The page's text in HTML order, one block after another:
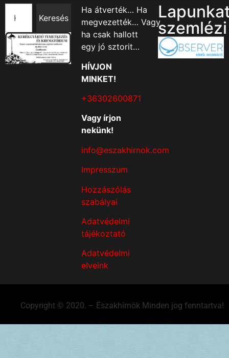
Keresés
Ha átverték… Ha
megvezették… Vagy
ha csak hallott
egy jó sztorit…
HÍVJON
MINKET!
+36302600871
Vagy írjon
nekünk!
info@eszakhirnok.com
Impresszum
Hozzászólás
szabályai
Adatvédelmi
tájékoztató
Adatvédelmi
elveink
szemlézi
Copyright © 2020. – Északhírnök Minden jog fenntartva!